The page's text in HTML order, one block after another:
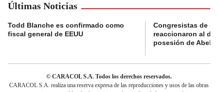
Últimas Noticias
Todd Blanche es confirmado como
fiscal general de EEUU
Congresistas de
reaccionaron al
posesión de
© CARACOL S.A. Todos los derechos reservados.
CARACOL S.A. realiza una reserva expresa de las reproducciones y usos de las obras